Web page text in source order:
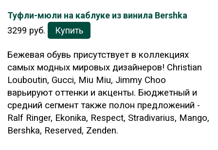
Туфли-мюли на каблуке из винила Bershka
3299 руб. Купить
Бежевая обувь присутствует в коллекциях
самых модных мировых дизайнеров! Christian
Louboutin, Gucci, Miu Miu, Jimmy Choo
варьируют оттенки и акценты. Бюджетный и
средний сегмент также полон предложений -
Ralf Ringer, Ekonika, Respect, Stradivarius, Mango,
Bershka, Reserved, Zenden.